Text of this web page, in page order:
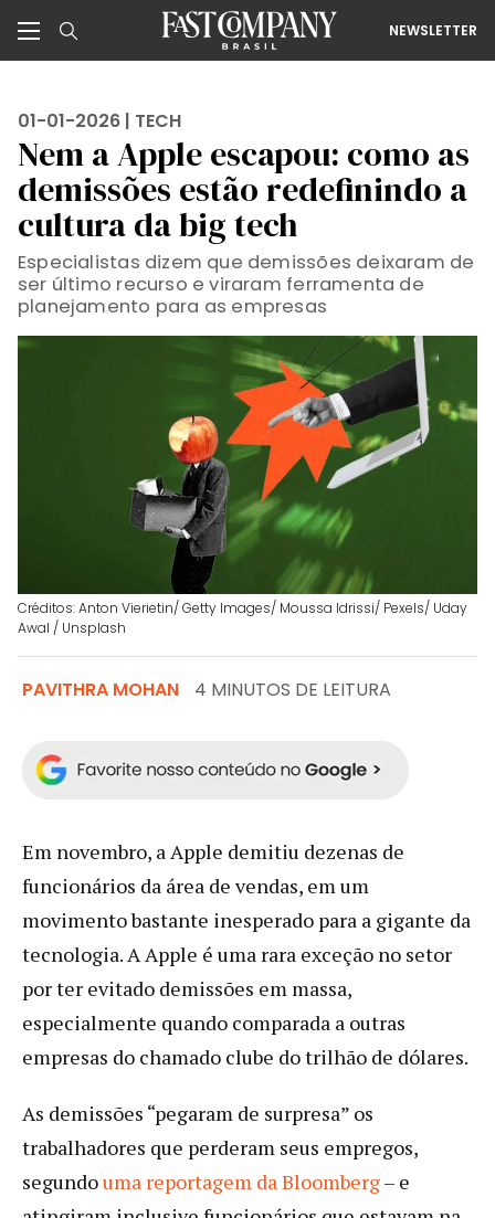
NEWSLETTER
01-01-2026 | TECH
Nem a Apple escapou: como as
demissões estão redefinindo a
cultura da big tech
Especialistas dizem que demissões deixaram de
ser último recurso e viraram ferramenta de
planejamento para as empresas
Créditos: Anton Vierietin/ Getty Images/ Moussa Idrissi/ Pexels/ Uday
Awal / Unsplash
PAVITHRA MOHAN 4 MINUTOS DE LEITURA
Em novembro, a Apple demitiu dezenas de
funcionários da área de vendas, em um
movimento bastante inesperado para a gigante da
tecnologia. A Apple é uma rara exceção no setor
por ter evitado demissões em massa,
especialmente quando comparada a outras
empresas do chamado clube do trilhão de dólares.
As demissões “pegaram de surpresa” os
trabalhadores que perderam seus empregos,
segundouma reportagem da Bloomberg– e